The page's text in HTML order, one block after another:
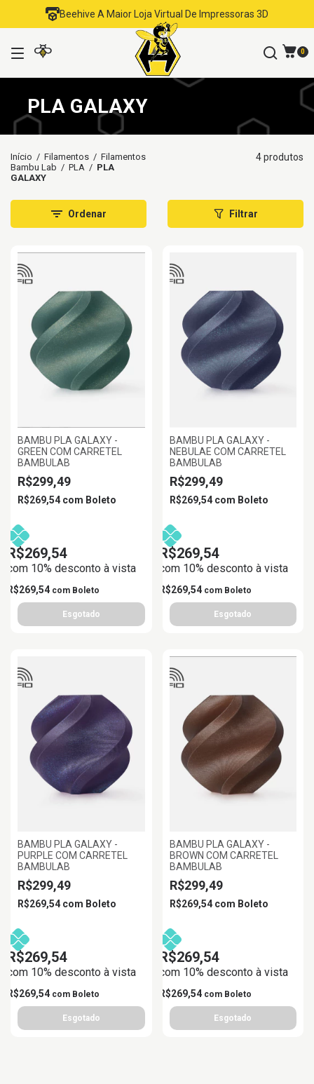
Beehive A Maior Loja Virtual De Impressoras 3D
0
PLA GALAXY
Início / Filamentos / Filamentos
Bambu Lab / PLA / PLA
GALAXY
4 produtos
Ordenar Filtrar
BAMBU PLA GALAXY -
GREEN COM CARRETEL
BAMBULAB
R$299,49
R$269,54 com Boleto
R$269,54
com 10% desconto à vista
R$269,54 com Boleto
BAMBU PLA GALAXY -
NEBULAE COM CARRETEL
BAMBULAB
R$299,49
R$269,54 com Boleto
R$269,54
com 10% desconto à vista
R$269,54 com Boleto
BAMBU PLA GALAXY -
PURPLE COM CARRETEL
BAMBULAB
R$299,49
R$269,54 com Boleto
R$269,54
com 10% desconto à vista
R$269,54 com Boleto
BAMBU PLA GALAXY -
BROWN COM CARRETEL
BAMBULAB
R$299,49
R$269,54 com Boleto
R$269,54
com 10% desconto à vista
R$269,54 com Boleto